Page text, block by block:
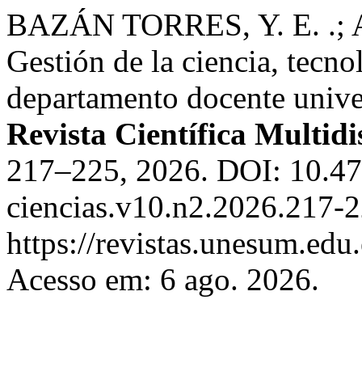
BAZÁN TORRES, Y. E. .;
Gestión de la ciencia,
departamento docente
Revista Científica
217–225, 2026. DOI:
ciencias.v10.n2.2026.217-
https://
Acesso em: 6 ago. 2026.